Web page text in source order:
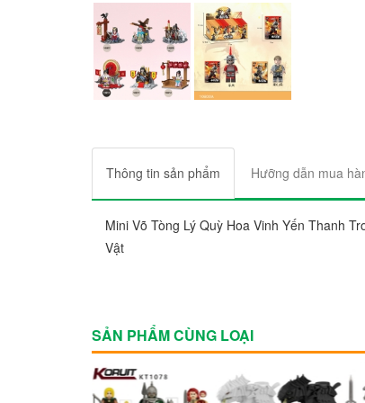
Thông tin sản phẩm Hưỡng dẫn mua
Mini Võ Tòng Lý Quỳ Hoa Vinh Yến Thanh
Vật
SẢN PHẨM CÙNG LOẠI